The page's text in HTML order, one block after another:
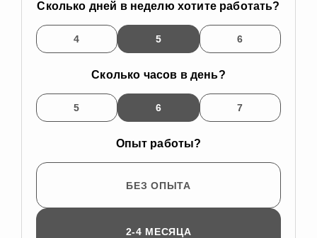
Сколько дней в неделю хотите работать?
4 5 6
Сколько часов в день?
5 6 7
Опыт работы?
БЕЗ ОПЫТА
2-4 МЕСЯЦА